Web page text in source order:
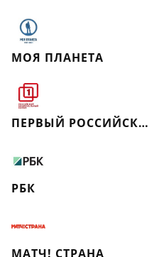
МОЯ ПЛАНЕТА
ПЕРВЫЙ РОССИЙСКИЙ НАЦИОНАЛЬНЫЙ КАНАЛ
РБК
МАТЧ! СТРАНА